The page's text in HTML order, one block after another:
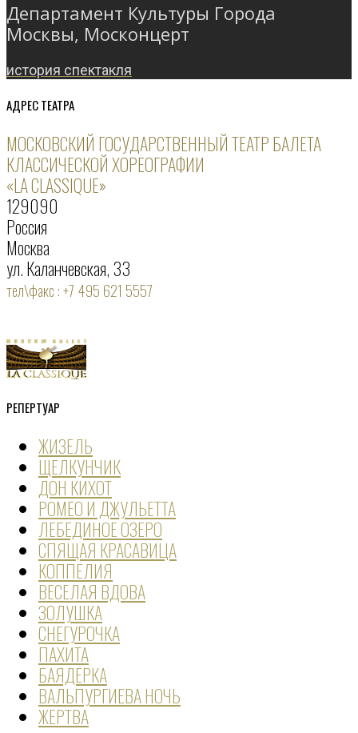
Департамент Культуры Города
Москвы, Москонцерт
история спектакля
АДРЕС ТЕАТРА
МОСКОВСКИЙ ГОСУДАРСТВЕННЫЙ ТЕАТР БАЛЕТА
КЛАССИЧЕСКОЙ ХОРЕОГРАФИИ
«LA CLASSIQUE»
129090
Россия
Москва
ул. Каланчевская, 33
тел\факс : +7 495 621 5557
РЕПЕРТУАР
ЖИЗЕЛЬ
ЩЕЛКУНЧИК
ДОН КИХОТ
РОМЕО И ДЖУЛЬЕТТА
ЛЕБЕДИНОЕ ОЗЕРО
СПЯЩАЯ КРАСАВИЦА
КОППЕЛИЯ
ВЕСЕЛАЯ ВДОВА
ЗОЛУШКА
СНЕГУРОЧКА
ПАХИТА
БАЯДЕРКА
ВАЛЬПУРГИЕВА НОЧЬ
ЖЕРТВА